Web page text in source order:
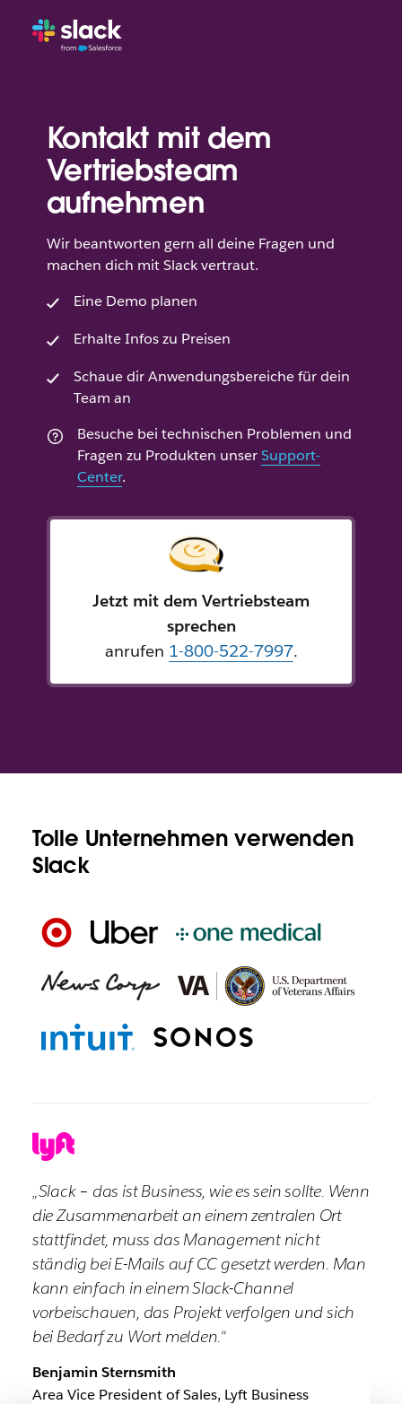
Kontakt mit dem
Vertriebsteam
aufnehmen
Wir beantworten gern all deine Fragen und
machen dich mit Slack vertraut.
Eine Demo planen
Erhalte Infos zu Preisen
Schaue dir Anwendungsbereiche für dein
Team an
Besuche bei technischen Problemen und
Fragen zu Produkten unserSupport-
Center.
Jetzt mit dem Vertriebsteam
sprechen
anrufen 1-800-522-7997.
Tolle Unternehmen verwenden
Slack
„Slack – das ist Business, wie es sein sollte. Wenn
die Zusammenarbeit an einem zentralen Ort
stattfindet, muss das Management nicht
ständig bei E-Mails auf CC gesetzt werden. Man
kann einfach in einem Slack-Channel
vorbeischauen, das Projekt verfolgen und sich
bei Bedarf zu Wort melden.“
Benjamin Sternsmith
Area Vice President of Sales, Lyft Business